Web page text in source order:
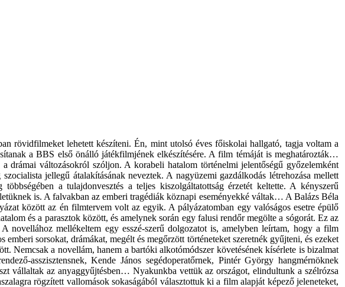
rövidfilmeket lehetett készíteni. Én, mint utolsó éves főiskolai hallgató, tagja voltam a
a BBS első önálló játékfilmjének elkészítésére. A film témáját is meghatározták…
drámai változásokról szóljon. A korabeli hatalom történelmi jelentőségű győzelemként
jellegű átalakításának neveztek. A nagyüzemi gazdálkodás létrehozása mellett
a tulajdonvesztés a teljes kiszolgáltatottság érzetét keltette. A kényszerű
is. A falvakban az emberi tragédiák köznapi eseményekké váltak… A Balázs Béla
között az én filmtervem volt az egyik. A pályázatomban egy valóságos esetre épülő
és a parasztok között, és amelynek során egy falusi rendőr megölte a sógorát. Ez az
novellához mellékeltem egy esszé-szerű dolgozatot is, amelyben leírtam, hogy a film
sorsokat, drámákat, megélt és megőrzött történeteket szeretnék gyűjteni, és ezeket
Nemcsak a novellám, hanem a bartóki alkotómódszer követésének kísérlete is bizalmat
asszisztensnek, Kende János segédoperatőrnek, Pintér György hangmérnöknek
vállaltak az anyaggyűjtésben… Nyakunkba vettük az országot, elindultunk a szélrózsa
rögzített vallomások sokaságából választottuk ki a film alapját képező jeleneteket,